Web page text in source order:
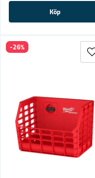
Köp
-26%